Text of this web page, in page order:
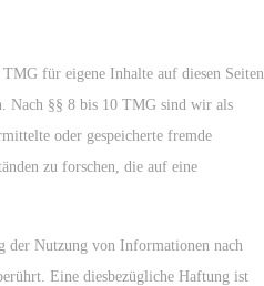
für eigene Inhalte auf diesen Seiten
Nach §§ 8 bis 10 TMG sind wir als
oder gespeicherte fremde
zu forschen, die auf eine
der Nutzung von Informationen nach
Eine diesbezügliche Haftung ist